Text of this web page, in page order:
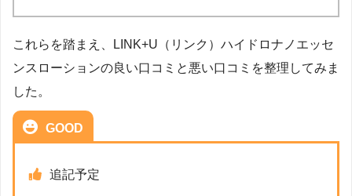
これらを踏まえ、LINK+U（リンク）ハイドロナノエッセ
ンスローションの良い口コミと悪い口コミを整理してみま
した。
GOOD
追記予定